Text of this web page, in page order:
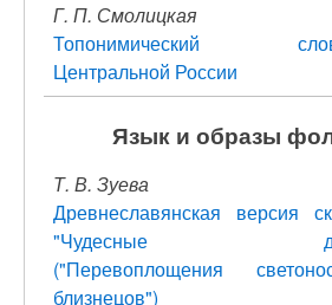
Г. П. Смолицкая
Топонимический
Центральной России
Язык и образы
Т. В. Зуева
Древнеславянская версия
"Чудесные
("Перевоплощения
близнецов")